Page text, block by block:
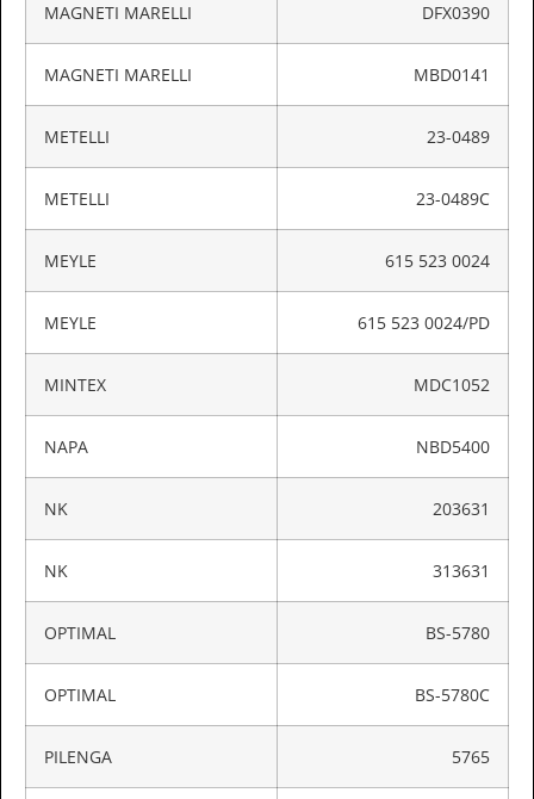
MAGNETI MARELLI DFX0390
MAGNETI MARELLI MBD0141
METELLI 23-0489
METELLI 23-0489C
MEYLE 615 523 0024
MEYLE 615 523 0024/PD
MINTEX MDC1052
NAPA NBD5400
NK 203631
NK 313631
OPTIMAL BS-5780
OPTIMAL BS-5780C
PILENGA 5765